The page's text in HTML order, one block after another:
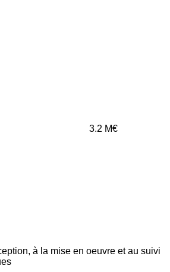
3.2 M€
à la mise en oeuvre et au suivi